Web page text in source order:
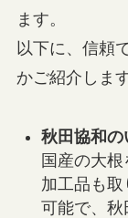
ます。
以下に、信頼
かご紹介します
秋田協和の
国産の大
加工品も
可能で、